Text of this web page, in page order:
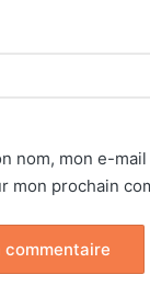
nom, mon e-
mon prochain